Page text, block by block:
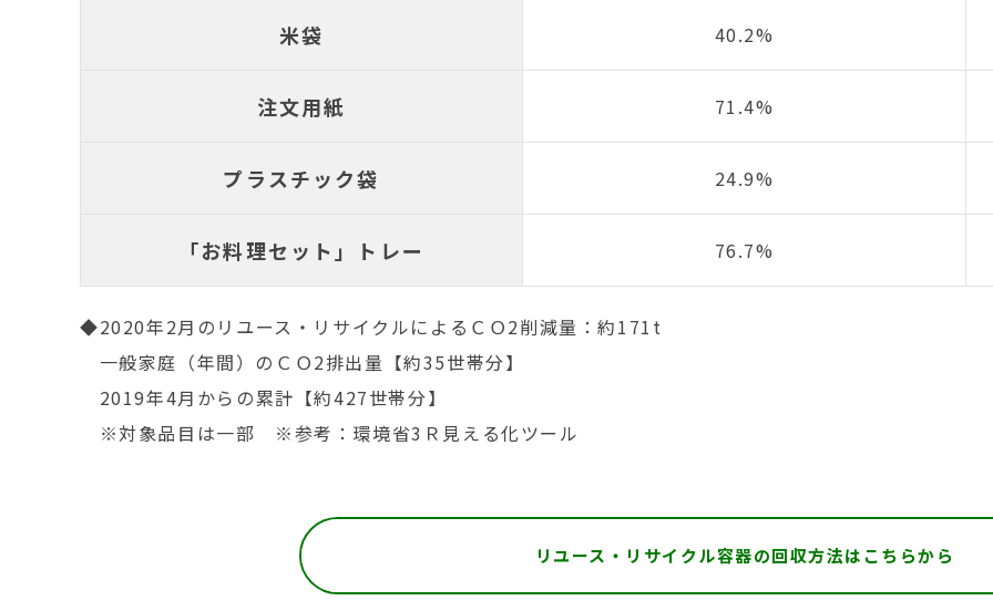
米袋 40.2%
注文用紙 71.4%
プラスチック袋 24.9%
「お料理セット」トレー 76.7%
◆2020年2月のリユース・リサイクルによるＣＯ2削減量：約171t
一般家庭（年間）のＣＯ2排出量【約35世帯分】
2019年4月からの累計【約427世帯分】
※対象品目は一部 ※参考：環境省3Ｒ見える化ツール
リユース・リサイクル容器の回収方法はこちらから